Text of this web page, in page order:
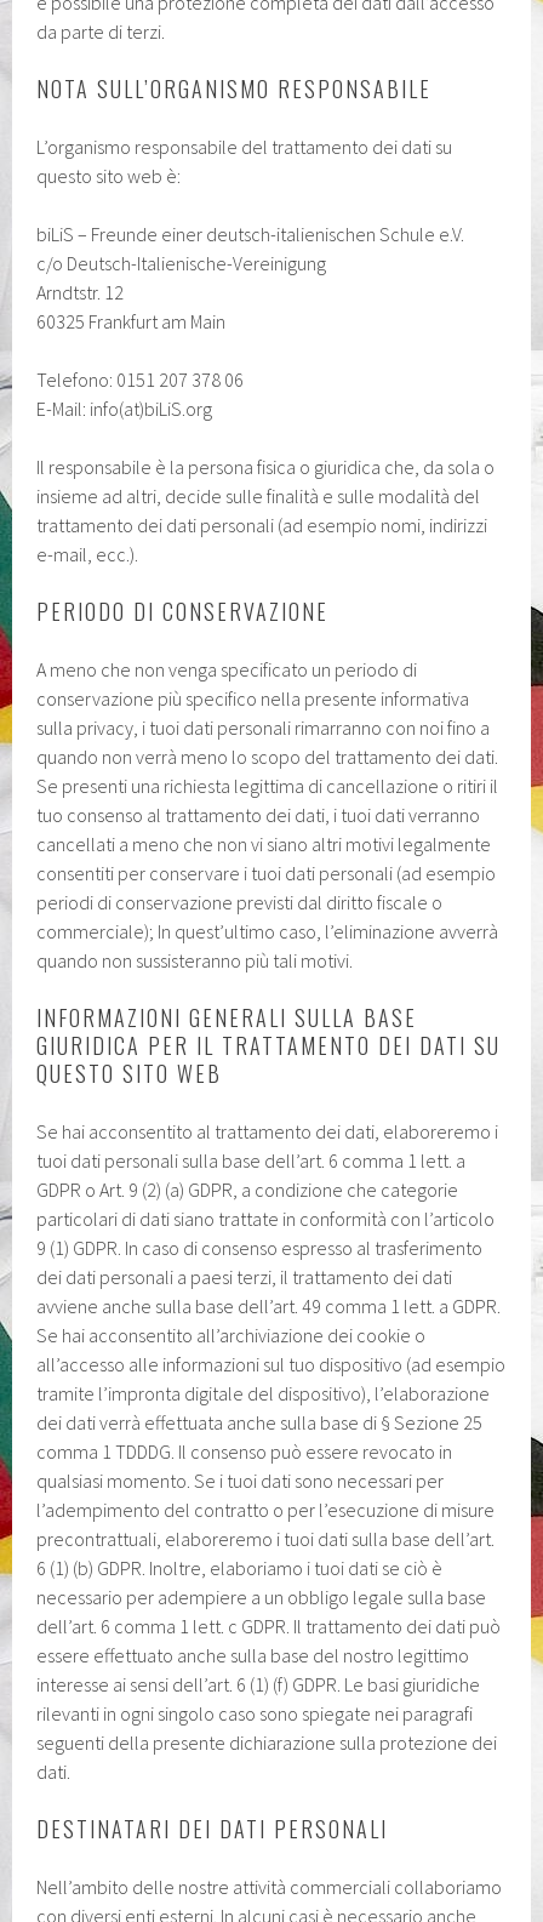
da parte di terzi.
NOTA SULL’ORGANISMO RESPONSABILE
L’organismo responsabile del trattamento dei dati su
questo sito web è:
biLiS – Freunde einer deutsch-italienischen Schule e.V.
c/o Deutsch-Italienische-Vereinigung
Arndtstr. 12
60325 Frankfurt am Main
Telefono: 0151 207 378 06
E-Mail: info(at)biLiS.org
Il responsabile è la persona fisica o giuridica che, da sola o
insieme ad altri, decide sulle finalità e sulle modalità del
trattamento dei dati personali (ad esempio nomi, indirizzi
e-mail, ecc.).
PERIODO DI CONSERVAZIONE
A meno che non venga specificato un periodo di
conservazione più specifico nella presente informativa
sulla privacy, i tuoi dati personali rimarranno con noi fino a
quando non verrà meno lo scopo del trattamento dei dati.
Se presenti una richiesta legittima di cancellazione o ritiri il
tuo consenso al trattamento dei dati, i tuoi dati verranno
cancellati a meno che non vi siano altri motivi legalmente
consentiti per conservare i tuoi dati personali (ad esempio
periodi di conservazione previsti dal diritto fiscale o
commerciale); In quest’ultimo caso, l’eliminazione avverrà
quando non sussisteranno più tali motivi.
INFORMAZIONI GENERALI SULLA BASE
GIURIDICA PER IL TRATTAMENTO DEI DATI SU
QUESTO SITO WEB
Se hai acconsentito al trattamento dei dati, elaboreremo i
tuoi dati personali sulla base dell’art. 6 comma 1 lett. a
GDPR o Art. 9 (2) (a) GDPR, a condizione che categorie
particolari di dati siano trattate in conformità con l’articolo
9 (1) GDPR. In caso di consenso espresso al trasferimento
dei dati personali a paesi terzi, il trattamento dei dati
avviene anche sulla base dell’art. 49 comma 1 lett. a GDPR.
Se hai acconsentito all’archiviazione dei cookie o
all’accesso alle informazioni sul tuo dispositivo (ad esempio
tramite l’impronta digitale del dispositivo), l’elaborazione
dei dati verrà effettuata anche sulla base di § Sezione 25
comma 1 TDDDG. Il consenso può essere revocato in
qualsiasi momento. Se i tuoi dati sono necessari per
l’adempimento del contratto o per l’esecuzione di misure
precontrattuali, elaboreremo i tuoi dati sulla base dell’art.
6 (1) (b) GDPR. Inoltre, elaboriamo i tuoi dati se ciò è
necessario per adempiere a un obbligo legale sulla base
dell’art. 6 comma 1 lett. c GDPR. Il trattamento dei dati può
essere effettuato anche sulla base del nostro legittimo
interesse ai sensi dell’art. 6 (1) (f) GDPR. Le basi giuridiche
rilevanti in ogni singolo caso sono spiegate nei paragrafi
seguenti della presente dichiarazione sulla protezione dei
dati.
DESTINATARI DEI DATI PERSONALI
Nell’ambito delle nostre attività commerciali collaboriamo
con diversi enti esterni. In alcuni casi è necessario anche